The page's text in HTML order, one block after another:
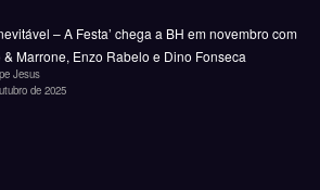
– A Festa’ chega a BH em novembro com
& Marrone, Enzo Rabelo e Dino Fonseca
Jesus
de 2025